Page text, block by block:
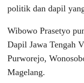
politik dan dapil
Wibowo Prasetyo
Dapil Jawa Tengah
Purworejo,
Magelang.